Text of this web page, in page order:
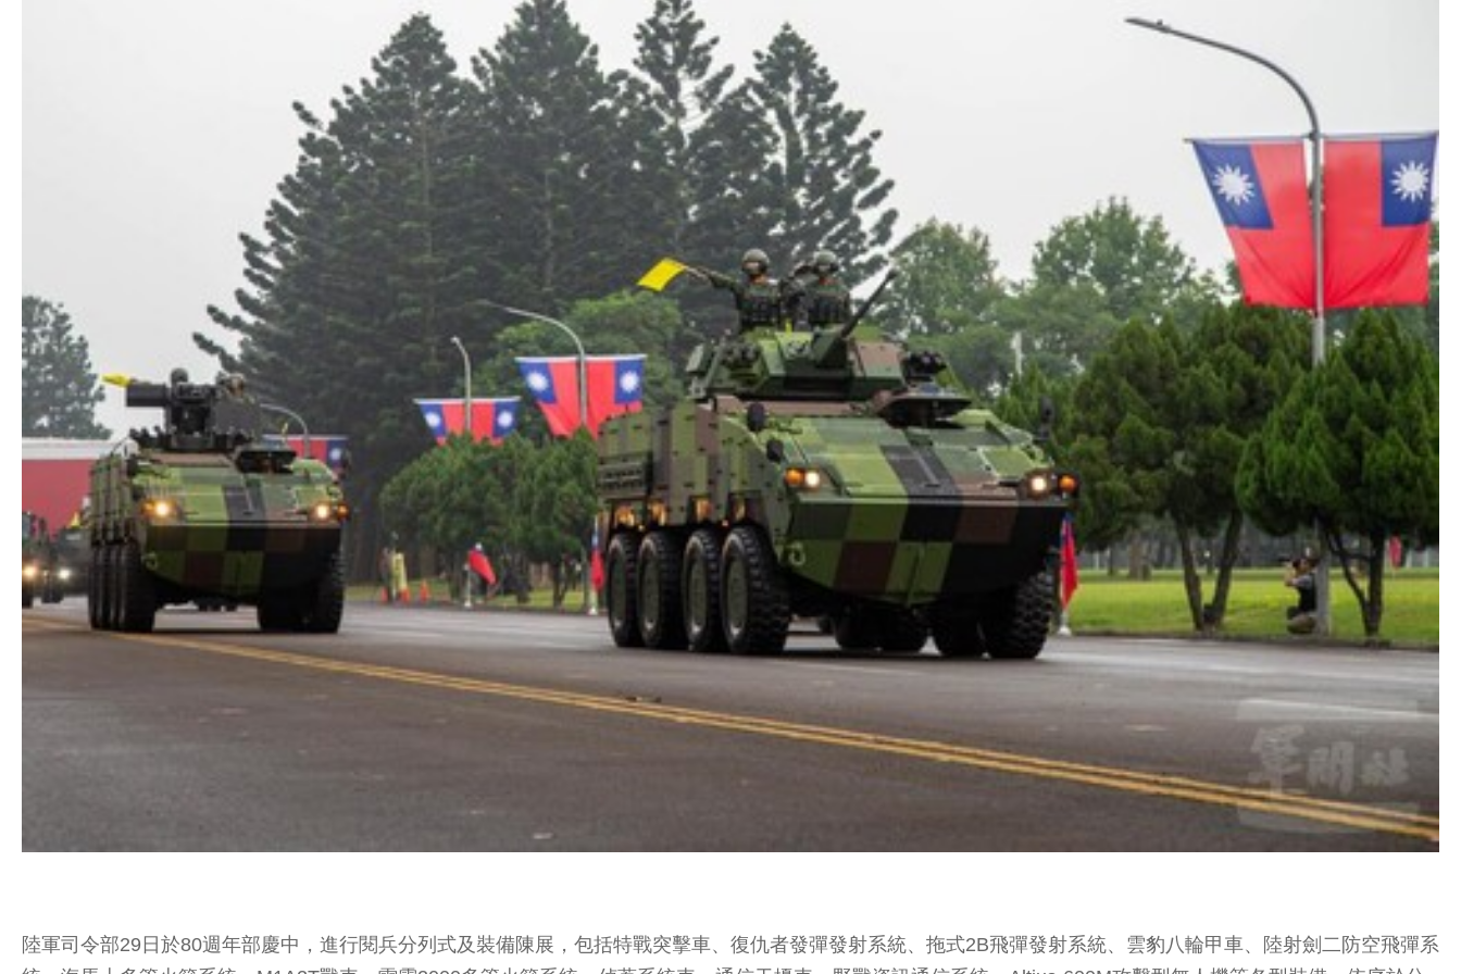
陸軍司令部29日於80週年部慶中，進行閱兵分列式及裝備陳展，包括特戰突擊車、復仇者發彈發射系統、拖式2B飛彈發射系統、雲豹八輪甲車、陸射劍二防空飛彈系